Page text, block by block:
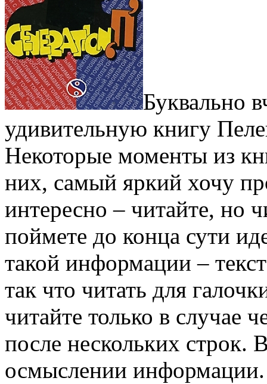
Буквально
удивительную книгу
Некоторые моменты из
них, самый яркий хочу
интересно – читайте, но
поймете до конца сути
такой информации –
так что читать для
читайте только в случае
после нескольких
осмыслении информации.